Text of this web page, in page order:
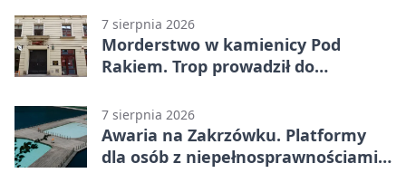
7 sierpnia 2026
Morderstwo w kamienicy Pod
Rakiem. Trop prowadził do
7 sierpnia 2026
Awaria na Zakrzówku. Platformy
dla osób z niepełnosprawnościami